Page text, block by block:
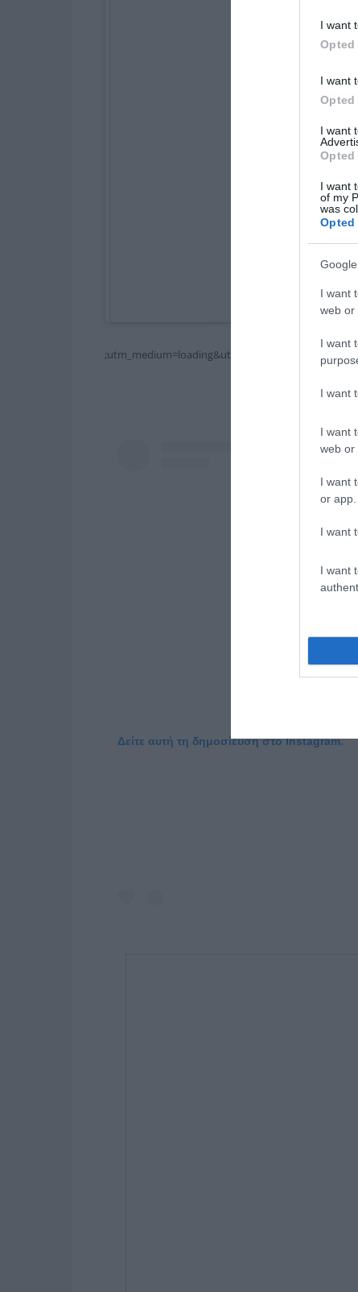
I want
Opted
I want
Opted
I want
Opted
I want
of my
was
Opted
I want
web or
I want
I want
I want
web or
I want
or app.
I want
I want
Δείτε αυτή τη δημοσίευση στο Instagram.